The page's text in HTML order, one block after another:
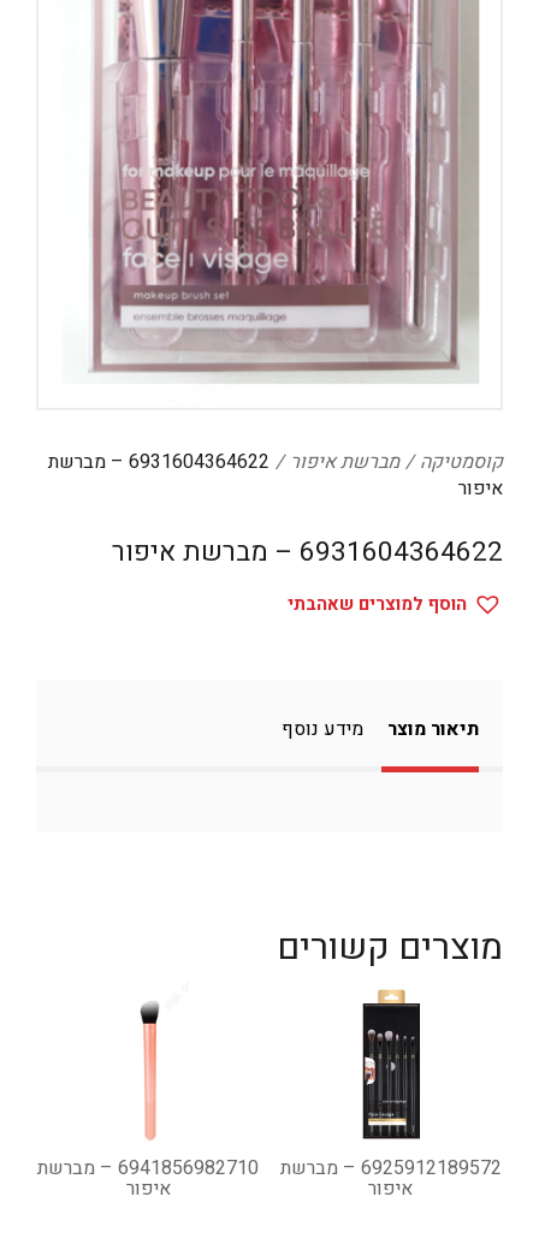
הום אקססוריז
הלבשה תחתונה
טיפוח
טקסטיל לבית
מטבח
מסיבות וימי הולדת
משחקים
נסיעות
קוסמטיקה
קוסמטיקה מברשת איפור
6931604364622 – מברשת
איפור
6931604364622 – מברשת איפור
הוסף למוצרים שאהבתי
תיאור מוצר מידע נוסף
מוצרים קשורים
6925912189572 – מברשת
איפור
6941856982710 – מברשת
איפור